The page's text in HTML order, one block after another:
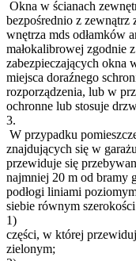
Okna w ścianach
bezpośrednio z zewnątrz
wnętrza mds odłamków
małokalibrowej zgodnie
zabezpieczających okna
miejsca doraźnego
rozporządzenia, lub w
ochronne lub stosuje
3.
W przypadku
znajdujących się w
przewiduje się
najmniej 20 m od bramy
podłogi liniami
siebie równym
1)
części, w której
zielonym;